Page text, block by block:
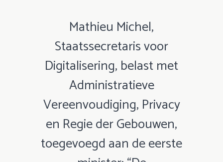
Mathieu Michel,
Staatssecretaris voor
Digitalisering, belast met
Administratieve
Vereenvoudiging, Privacy
en Regie der Gebouwen,
toegevoegd aan de eerste